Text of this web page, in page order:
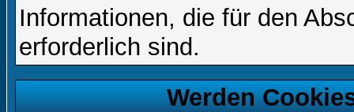
Informationen, die für den
erforderlich sind.
Werden